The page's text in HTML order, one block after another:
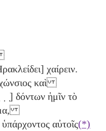
χαίρειν.
καὶ
ἡμῖν τὸ
αὐτοῖς(*)